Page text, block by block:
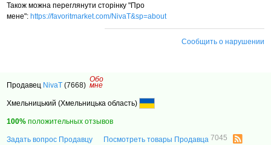
Також можна переглянути сторінку "Про
мене": https://favoritmarket.com/NivaT&sp=about
Сообщить о нарушении
Продавец NivaT (7668)
Обо
мне
Хмельницький (Хмельницька область)
100% положительных отзывов
Задать вопрос Продавцу Посмотреть товары Продавца 7045